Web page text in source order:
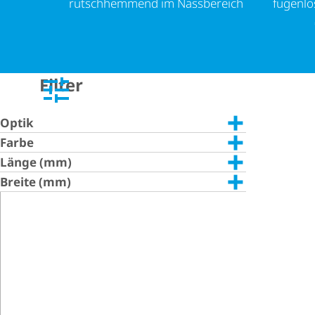
rutschhemmend im Nassbereich
Filter
Optik
Farbe
Länge (mm)
Breite (mm)